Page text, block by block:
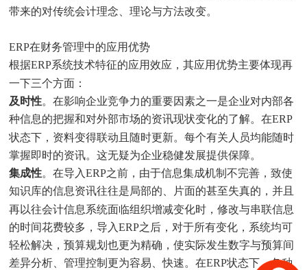
带来的对传统会计理念、理论与方法改变。
ERP在财务管理中的应用优势
根据ERP系统技术特征的应用效应，其应用优势主要体现再
一下三个方面：
及时性。在影响企业竞争力的重要因素之一是企业对内部各
种信息的把握和对外部市场的资讯现状变化的了解。在ERP
状态下，资料变得联动且随时更新。每个有关人员均能随时
掌握即时的资讯。这无疑为企业稳健发展提供保障。
集成性。在导入ERP之前，由于信息集成机制不完善，致使
知识库的信息资讯往往是局部的、片面的甚至失真的，并且
再以往会计信息系统面临组织增减变化时，修改与串联信息
的时间花费较多，导入ERP之后，对于所有变化，系统均可
轻松解决，预算规划也更为精确，使实际发生数字与预算间
差异分析、管理控制更为容易、快速。在ERP状态下，各种